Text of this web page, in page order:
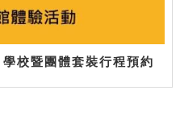
校暨團體套裝行程預約